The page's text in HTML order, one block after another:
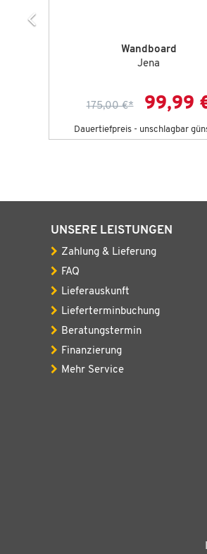
Wandboard
Jena
175,00 €* 99,99
Dauertiefpreis - unschlagbar
UNSERE LEISTUNGEN
Zahlung & Lieferung
FAQ
Lieferauskunft
Lieferterminbuchung
Beratungstermin
Finanzierung
Mehr Service